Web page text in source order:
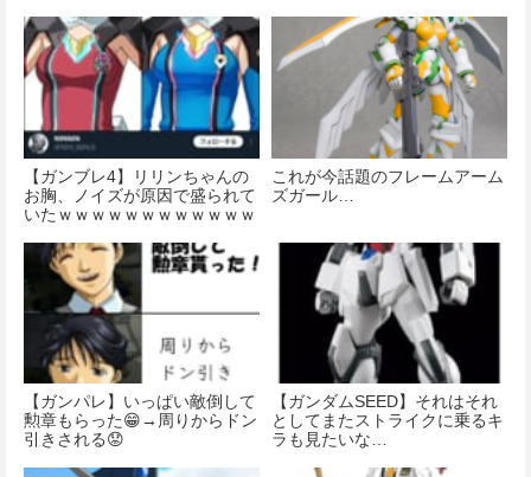
【ガンブレ4】リリンちゃんの
お胸、ノイズが原因で盛られて
いたｗｗｗｗｗｗｗｗｗｗｗｗ
これが今話題のフレームアーム
ズガール…
【ガンパレ】いっぱい敵倒して
勲章もらった😁→周りからドン
引きされる😟
【ガンダムSEED】それはそれ
としてまたストライクに乗るキ
ラも見たいな…